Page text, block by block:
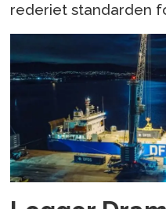
rederiet standarden